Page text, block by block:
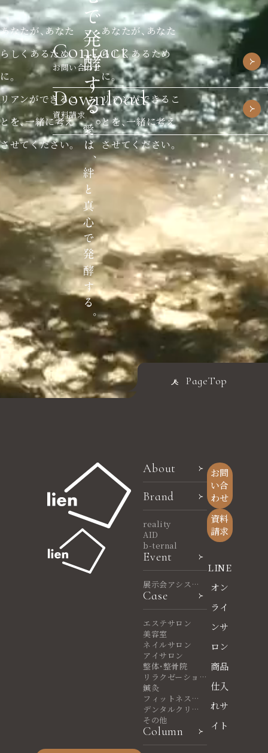
あなたが、あなた
らしくあるため
に。
リアンができるこ
とを、一緒に考え
させてください。
あなたが、あなた
らしくあるため
に。
リアンができるこ
とを、一緒に考え
させてください。
Contact
お問い合わせ
Download
資料請求
PageTop
About
Brand
reality
AID
b-ternal
Event
展示会アシスタ
ント
Case
エステサロン
美容室
ネイルサロン
アイサロン
整体・整骨院
リラクゼーショ
ンサロン
鍼灸
フィットネスヨ
ガ
デンタルクリニ
ック
その他
Column
お問
い合
わせ
資料
請求
LINE
オン
ライ
ンサ
ロン
商品
仕入
れサ
イト